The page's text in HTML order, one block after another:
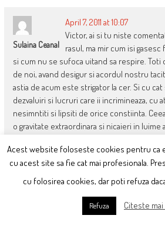
Sulaina Ceanal
April 7, 2011 at 10:07
Victor, ai si tu niste
rasul, ma mir cum isi
si cum nu se sufoca uitand sa respire. Toti
de noi, avand desigur si acordul nostru
astia de acum este strigator la cer. Si cu
dezvaluiri si lucruri care ii incrimineaza, cu
nesimntiti si lipsiti de orice constiinta.
o gravitate extraordinara si nicaieri in luime
razmerita dintre Vantu si Ghita, asta cand
de Iri si Zavo.
Acest website foloseste cookies pentru ca
cu acest site sa fie cat mai profesionala.
cu folosirea cookies, dar poti refuza
Refuza Citeste